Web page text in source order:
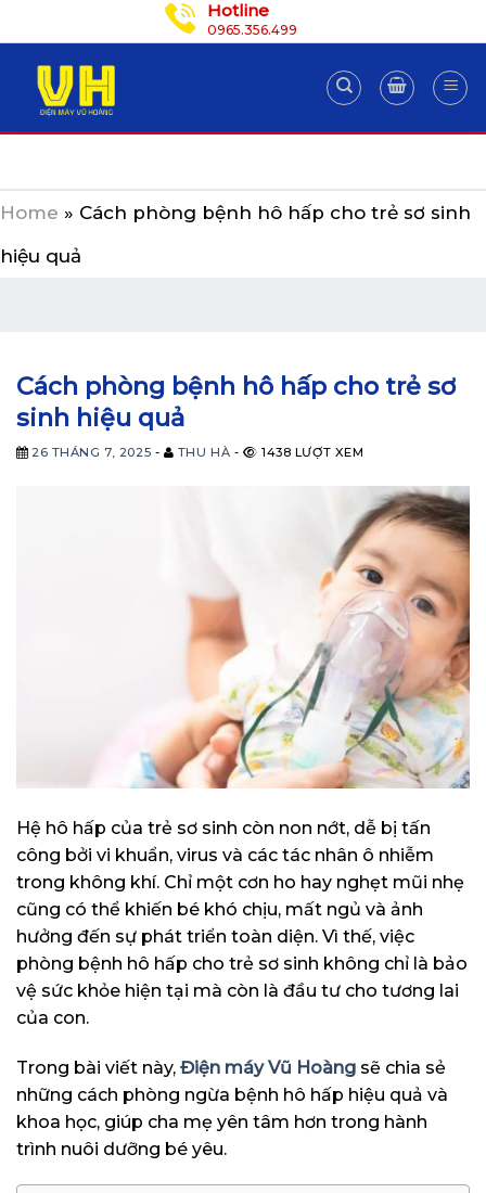
to
content
Hotline
0965.356.499
Home » Cách phòng bệnh hô hấp cho trẻ sơ sinh
hiệu quả
Cách phòng bệnh hô hấp cho trẻ sơ
sinh hiệu quả
26 THÁNG 7, 2025 - THU HÀ - 1438 LƯỢT XEM
Hệ hô hấp của trẻ sơ sinh còn non nớt, dễ bị tấn
công bởi vi khuẩn, virus và các tác nhân ô nhiễm
trong không khí. Chỉ một cơn ho hay nghẹt mũi nhẹ
cũng có thể khiến bé khó chịu, mất ngủ và ảnh
hưởng đến sự phát triển toàn diện. Vì thế, việc
phòng bệnh hô hấp cho trẻ sơ sinh không chỉ là bảo
vệ sức khỏe hiện tại mà còn là đầu tư cho tương lai
của con.
Trong bài viết này, Điện máy Vũ Hoàng sẽ chia sẻ
những cách phòng ngừa bệnh hô hấp hiệu quả và
khoa học, giúp cha mẹ yên tâm hơn trong hành
trình nuôi dưỡng bé yêu.